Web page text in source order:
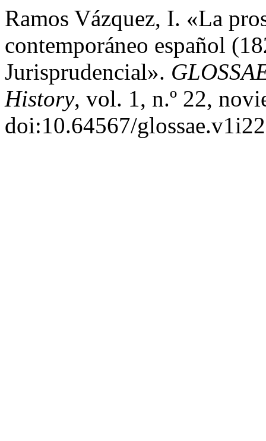
Ramos Vázquez, I. «La
contemporáneo español
Jurisprudencial».
History, vol. 1, n.º 22,
doi:10.64567/